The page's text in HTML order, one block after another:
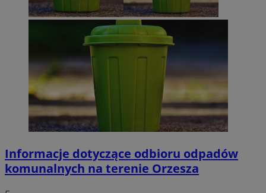
Informacje dotyczące odbioru odpadów
komunalnych na terenie Orzesza